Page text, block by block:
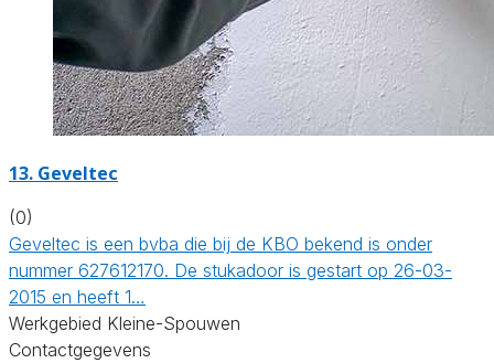
13. Geveltec
(0)
Geveltec is een bvba die bij de KBO bekend is onder
nummer 627612170. De stukadoor is gestart op 26-03-
2015 en heeft 1…
Werkgebied Kleine-Spouwen
Contactgegevens